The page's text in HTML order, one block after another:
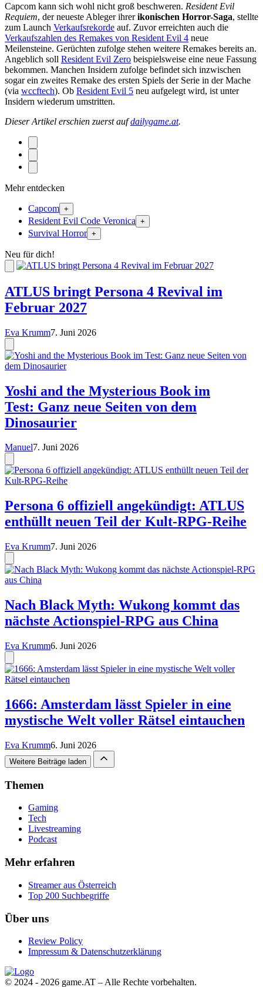
Capcom kann sich wohl nicht groß beschweren. Resident Evil
Requiem, der neueste Ableger ihrerikonischen Horror-Saga, stellte
zum Launch Verkaufsrekorde auf. Zuvor erreichten auch die
Verkaufszahlen des Remakes von Resident Evil 4 neue
Meilensteine. Gerüchten zufolge stehen weitere Remakes bereits an.
Angeblich soll Resident Evil Zero beispielsweise eine neue Fassung
bekommen. Manchen Insidern zufolge befindet sich inzwischen
sogar ein zweites Remake des ersten Spiels der Serie in der Mache
(via wccftech). Ob Resident Evil 5 neu aufgelegt wird, ist unter
Insidern wiederum umstritten.
Dieser Artikel erschien zuerst aufdailygame.at.
Mehr entdecken
Capcom +
Resident Evil Code Veronica +
Survival Horror +
Neu für dich!
ATLUS bringt Persona 4 Revival im
Februar 2027
Eva Krumm7. Juni 2026
Yoshi and the Mysterious Book im
Test: Ganz neue Seiten von dem
Dinosaurier
Manuel7. Juni 2026
Persona 6 offiziell angekündigt: ATLUS
enthüllt neuen Teil der Kult-RPG-Reihe
Eva Krumm7. Juni 2026
Nach Black Myth: Wukong kommt das
nächste Actionspiel-RPG aus China
Eva Krumm6. Juni 2026
1666: Amsterdam lässt Spieler in eine
mystische Welt voller Rätsel eintauchen
Eva Krumm6. Juni 2026
Weitere Beiträge laden
Themen
Gaming
Tech
Livestreaming
Podcast
Mehr erfahren
Streamer aus Österreich
Top 200 Suchbegriffe
Über uns
Review Policy
Impressum & Datenschutzerklärung
© 2024 - 2026 game.AT – Alle Rechte vorbehalten.